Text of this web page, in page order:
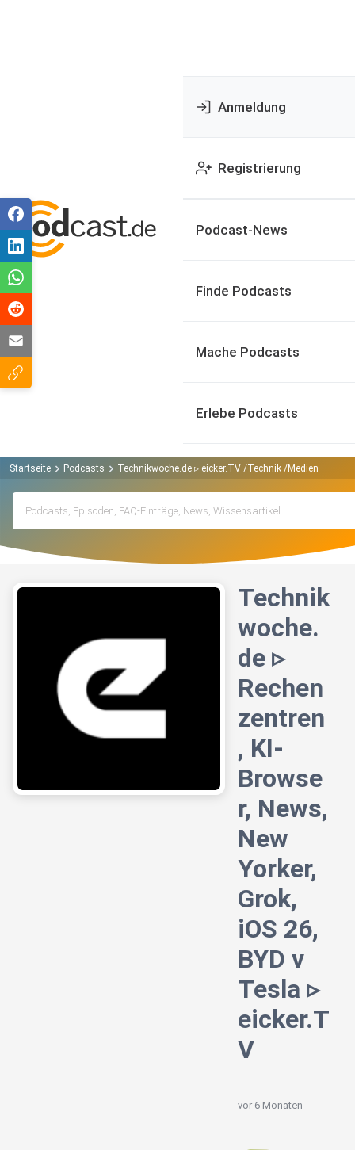
Anmeldung
Registrierung
Podcast-News
Finde Podcasts
Mache Podcasts
Erlebe Podcasts
Startseite Podcasts Technikwoche.de ▹ eicker.TV /Technik /Medien /
Technik
woche.
de ▹
Rechen
zentren
, KI-
Browse
r, News,
New
Yorker,
Grok,
iOS 26,
BYD v
Tesla ▹
eicker.T
V
vor 6 Monaten